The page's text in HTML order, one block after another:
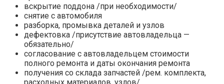
вскрытие поддона /при необходимости/
снятие с автомобиля
разборка, промывка деталей и узлов
дефектовка /присутствие автовладельца —
обязательно/
согласование с автовладельцем стоимости
полного ремонта и даты окончания ремонта
получения со склада запчастей /рем. комплекта,
расходных материалов, узлов/